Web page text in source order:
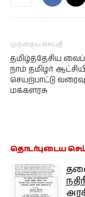
முந்தைய செய்தி
தமிழ்த்தேசிய
நாம் தமிழர்
செயற்பாட்டு
மக்களரசு
தொடர்புடைய